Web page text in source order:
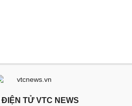
ĐIỆN TỬ VTC NEWS